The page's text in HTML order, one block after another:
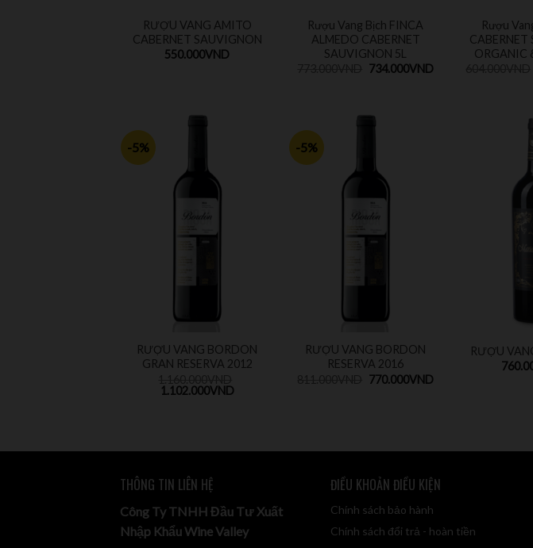
RƯỢU VANG AMITO
CABERNET SAUVIGNON
550.000VND
Rượu Vang Bịch FINCA
ALMEDO CABERNET
SAUVIGNON 5L
734.000VND
Rượu
ORGANIC
-5%
RƯỢU VANG BORDON
GRAN RESERVA 2012
1.102.000VND
-5%
RƯỢU VANG BORDON
RESERVA 2016
770.000VND
RƯỢU
THÔNG TIN LIÊN HỆ
Công Ty TNHH Đầu Tư Xuất
Nhập Khẩu Wine Valley
ĐIỀU KHOẢN ĐIỀU KIỆN
Chính sách bảo hành
Chính sách đổi trả - hoàn tiền